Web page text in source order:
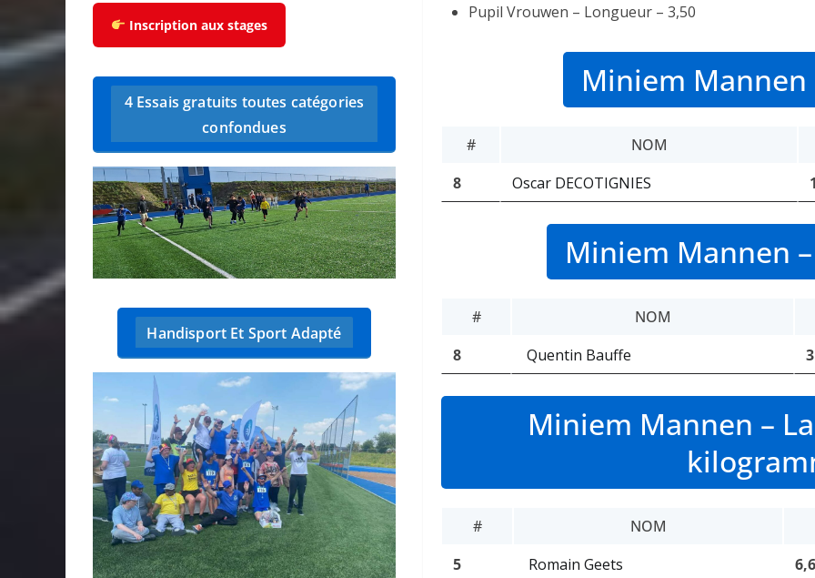
Pupil Vrouwen – Longueur – 3,50
Miniem Mannen
#
NOM
8
Oscar DECOTIGNIES
Miniem Mannen
#
NOM
8
Quentin Bauffe
Miniem Mannen –
#
NOM
5
Romain Geets
Inscription aux stages
4 Essais gratuits toutes catégories
confondues
Handisport Et Sport Adapté